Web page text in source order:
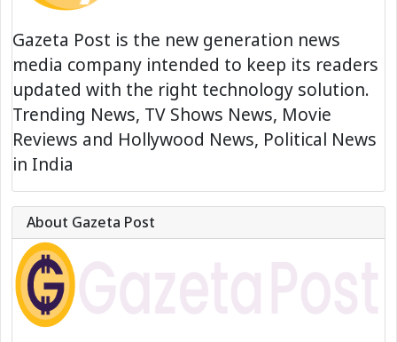
Gazeta Post is the new generation news
media company intended to keep its readers
updated with the right technology solution.
Trending News, TV Shows News, Movie
Reviews and Hollywood News, Political News
in India
About Gazeta Post